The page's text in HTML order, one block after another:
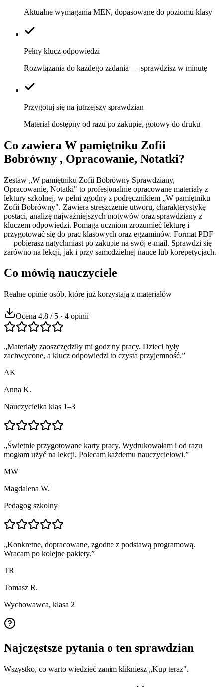
Aktualne wymagania MEN, dopasowane do poziomu klasy
Pełny klucz odpowiedzi
Rozwiązania do każdego zadania — sprawdzisz w minutę
Przygotuj się na jutrzejszy sprawdzian
Materiał dostępny od razu po zakupie, gotowy do druku
Co zawiera W pamiętniku Zofii
Bobrówny , Opracowanie, Notatki?
Zestaw „W pamiętniku Zofii Bobrówny Sprawdziany,
Opracowanie, Notatki" to profesjonalnie opracowane materiały z
lektury szkolnej, w pełni zgodny z podręcznikiem „W pamiętniku
Zofii Bobrówny". Zawiera streszczenie utworu, charakterystykę
postaci, analizę najważniejszych motywów oraz sprawdziany z
kluczem odpowiedzi. Pomaga uczniom zrozumieć lekturę i
przygotować się do prac klasowych oraz egzaminów. Format PDF
— pobierasz natychmiast po zakupie na swój e-mail. Sprawdzi się
zarówno na lekcji, jak i przy samodzielnej nauce lub korepetycjach.
Co mówią nauczyciele
Realne opinie osób, które już korzystają z materiałów
Ocena 4,8 / 5 · 4 opinii
„Materiały zaoszczędziły mi godziny pracy. Dzieci były
zachwycone, a klucz odpowiedzi to czysta przyjemność.”
AK
Anna K.
Nauczycielka klas 1–3
„Świetnie przygotowane karty pracy. Wydrukowałam i od razu
mogłam użyć na lekcji. Polecam każdemu nauczycielowi.”
MW
Magdalena W.
Pedagog szkolny
„Konkretne, dopracowane, zgodne z podstawą programową.
Wracam po kolejne pakiety.”
TR
Tomasz R.
Wychowawca, klasa 2
Najczęstsze pytania o ten sprawdzian
Wszystko, co warto wiedzieć zanim klikniesz „Kup teraz".